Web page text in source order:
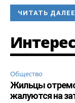
ЧИТАТЬ ДАЛЕЕ
Общество
Жильцы
жалуются на